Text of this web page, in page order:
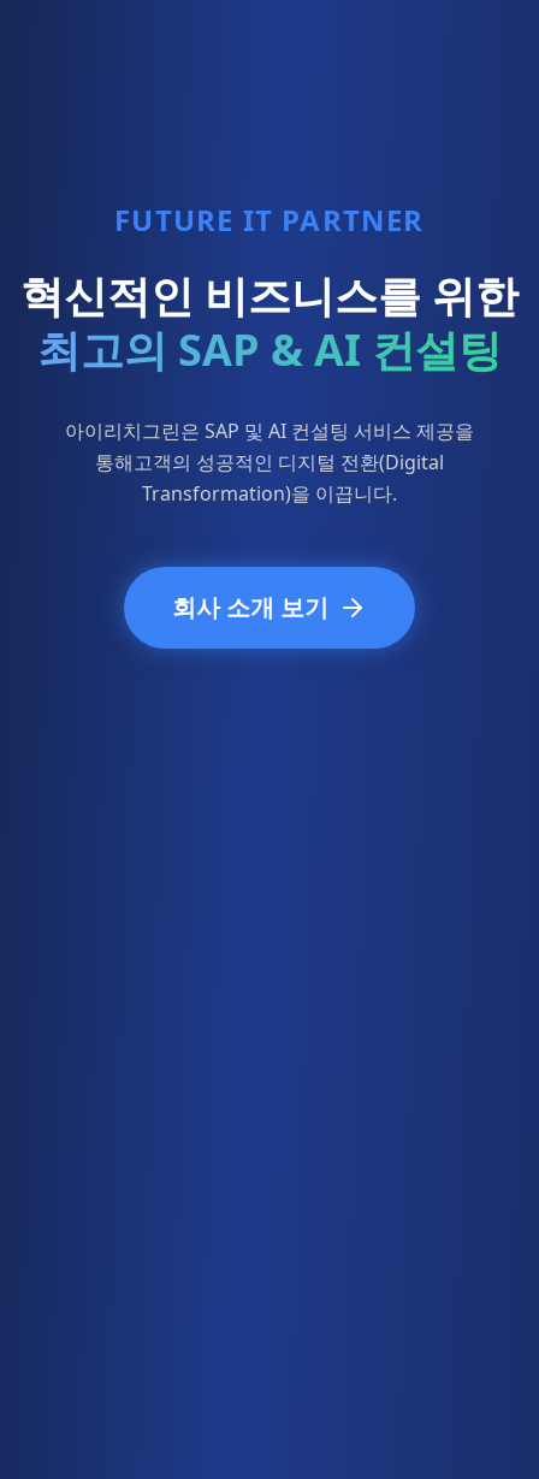
FUTURE IT PARTNER
혁신적인 비즈니스를 위한
최고의 SAP & AI 컨설팅
아이리치그린은 SAP 및 AI 컨설팅 서비스 제공을
통해고객의 성공적인 디지털 전환(Digital
Transformation)을 이끕니다.
회사 소개 보기